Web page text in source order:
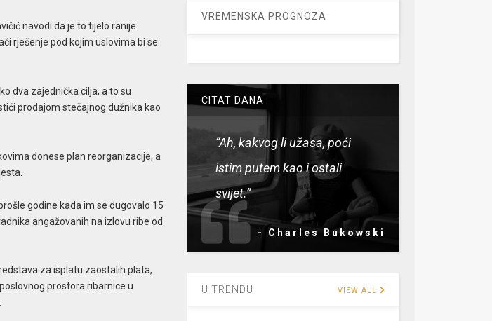
navodi da je to tijelo ranije
rješenje pod kojim uslovima bi se
dva zajednička cilja, a to su
prodajom stečajnog dužnika kao
donese plan reorganizacije, a
godine kada im se dugovalo 15
angažovanih na izlovu ribe od
za isplatu zaostalih plata,
prostora ribarnice u
VREMENSKA PROGNOZA
CITAT DANA
“Ah, kakvog li užasa, poći
istim putem kao i ostali
svijet.”
- Charles Bukowski
U TRENDU VIEW ALL